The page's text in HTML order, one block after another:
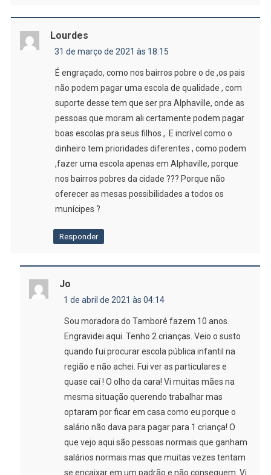
Lourdes
31 de março de 2021 às 18:15
É engraçado, como nos bairros pobre o de ,os pais
não podem pagar uma escola de qualidade , com
suporte desse tem que ser pra Alphaville, onde as
pessoas que moram ali certamente podem pagar
boas escolas pra seus filhos ,. E incrível como o
dinheiro tem prioridades diferentes , como podem
,fazer uma escola apenas em Alphaville, porque
nos bairros pobres da cidade ??? Porque não
oferecer as mesas possibilidades a todos os
munícipes ?
Responder
Jo
1 de abril de 2021 às 04:14
Sou moradora do Tamboré fazem 10 anos.
Engravidei aqui. Tenho 2 crianças. Veio o susto
quando fui procurar escola pública infantil na
região e não achei. Fui ver as particulares e
quase caí ! O olho da cara! Vi muitas mães na
mesma situação querendo trabalhar mas
optaram por ficar em casa como eu porque o
salário não dava para pagar para 1 criança! O
que vejo aqui são pessoas normais que ganham
salários normais mas que muitas vezes tentam
se encaixar em um padrão e não conseguem. Vi